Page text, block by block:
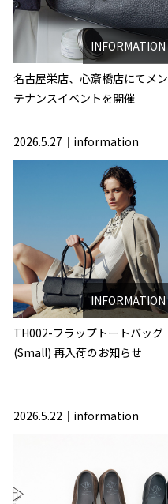
INFORMATION
名古屋栄店、心斎橋店にてメン
テナンスイベントを開催
2026.5.27 information
INFORMATION
TH002-フラップトートバッグ
(Small) 再入荷のお知らせ
2026.5.22 information